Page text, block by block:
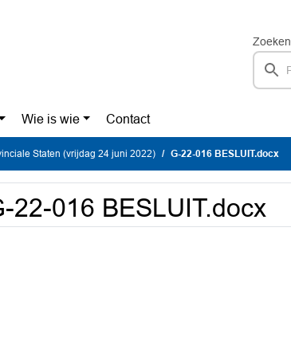
Zoeken
Wie is wie Contact
Staten (vrijdag 24 juni 2022) G-22-016 BESLUIT.docx
22-016 BESLUIT.docx